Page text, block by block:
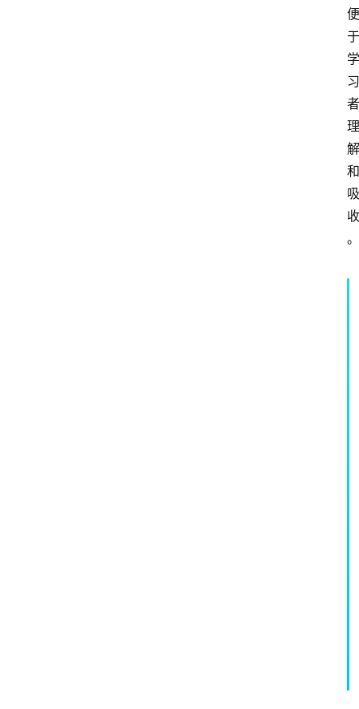
便
于
学
习
者
理
解
和
吸
收
。